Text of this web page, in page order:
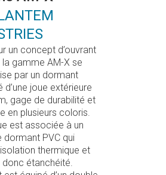
un concept d’ouvrant
la gamme AM-X se
par un dormant
d’une joue extérieure
gage de durabilité et
en plusieurs coloris.
est associée à un
dormant PVC qui
thermique et
donc étanchéité.